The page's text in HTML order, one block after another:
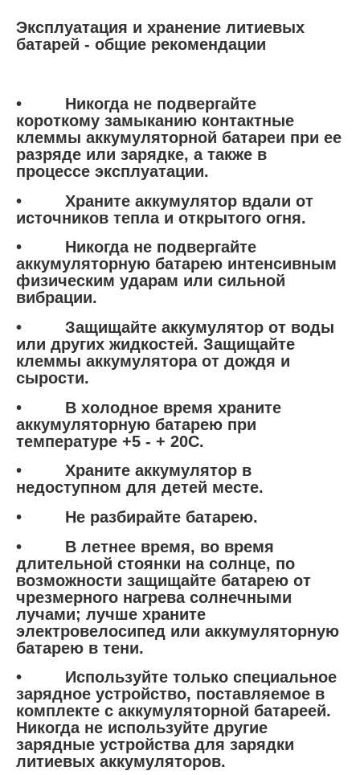
Эксплуатация и хранение литиевых
батарей - общие рекомендации
• Никогда не подвергайте
короткому замыканию контактные
клеммы аккумуляторной батареи при ее
разряде или зарядке, а также в
процессе эксплуатации.
• Храните аккумулятор вдали от
источников тепла и открытого огня.
• Никогда не подвергайте
аккумуляторную батарею интенсивным
физическим ударам или сильной
вибрации.
• Защищайте аккумулятор от воды
или других жидкостей. Защищайте
клеммы аккумулятора от дождя и
сырости.
• В холодное время храните
аккумуляторную батарею при
температуре +5 - + 20С.
• Храните аккумулятор в
недоступном для детей месте.
• Не разбирайте батарею.
• В летнее время, во время
длительной стоянки на солнце, по
возможности защищайте батарею от
чрезмерного нагрева солнечными
лучами; лучше храните
электровелосипед или аккумуляторную
батарею в тени.
• Используйте только специальное
зарядное устройство, поставляемое в
комплекте с аккумуляторной батареей.
Никогда не используйте другие
зарядные устройства для зарядки
литиевых аккумуляторов.